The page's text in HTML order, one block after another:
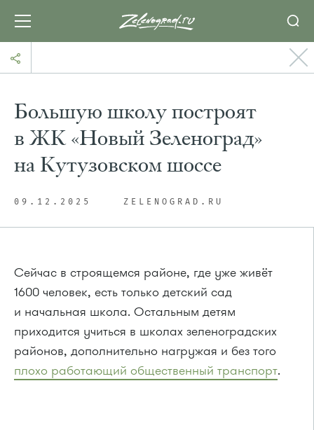
Большую школу построят
в ЖК «Новый Зеленоград»
на Кутузовском шоссе
09.12.2025 ZELENOGRAD.RU
Сейчас в строящемся районе, где уже живёт
1600 человек, есть только детский сад
и начальная школа. Остальным детям
приходится учиться в школах зеленоградских
районов, дополнительно нагружая и без того
плохо работающий общественный транспорт.